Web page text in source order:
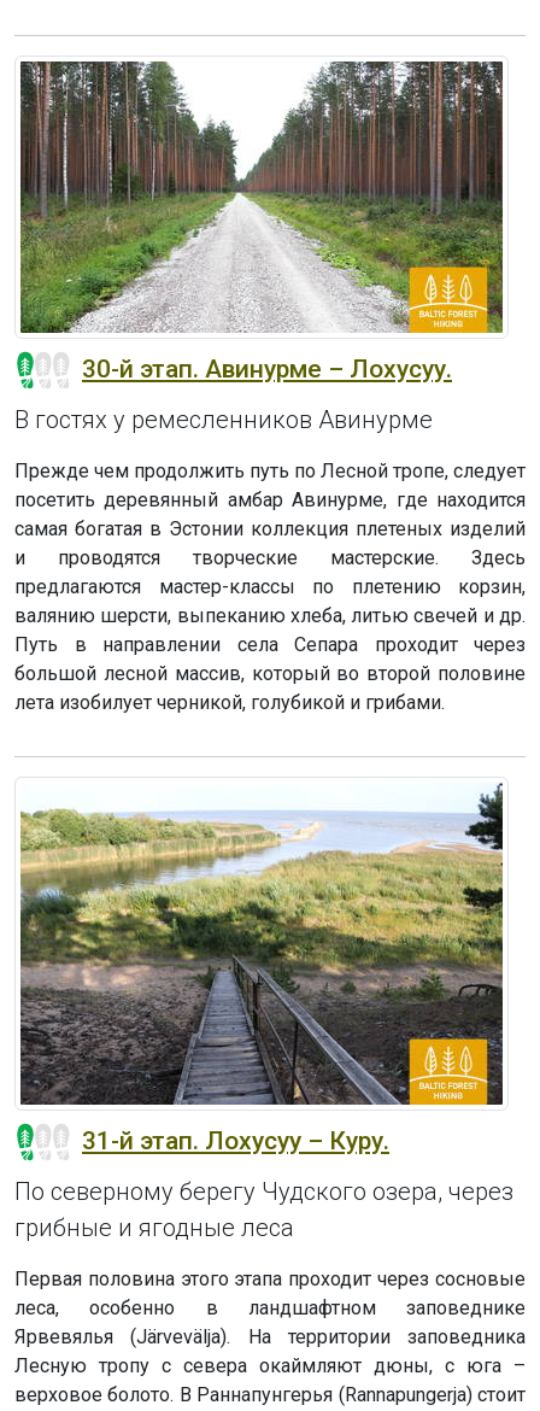
30-й этап. Авинурме – Лохусуу.
В гостях у ремесленников Авинурме
Прежде чем продолжить путь по Лесной тропе, следует
посетить деревянный амбар Авинурме, где находится
самая богатая в Эстонии коллекция плетеных изделий
и проводятся творческие мастерские. Здесь
предлагаются мастер-классы по плетению корзин,
валянию шерсти, выпеканию хлеба, литью свечей и др.
Путь в направлении села Сепара проходит через
большой лесной массив, который во второй половине
лета изобилует черникой, голубикой и грибами.
31-й этап. Лохусуу – Куру.
По северному берегу Чудского озера, через
грибные и ягодные леса
Первая половина этого этапа проходит через сосновые
леса, особенно в ландшафтном заповеднике
Ярвевялья (Järvevälja). На территории заповедника
Лесную тропу с севера окаймляют дюны, с юга –
верховое болото. В Раннапунгерья (Rannapungerja) стоит